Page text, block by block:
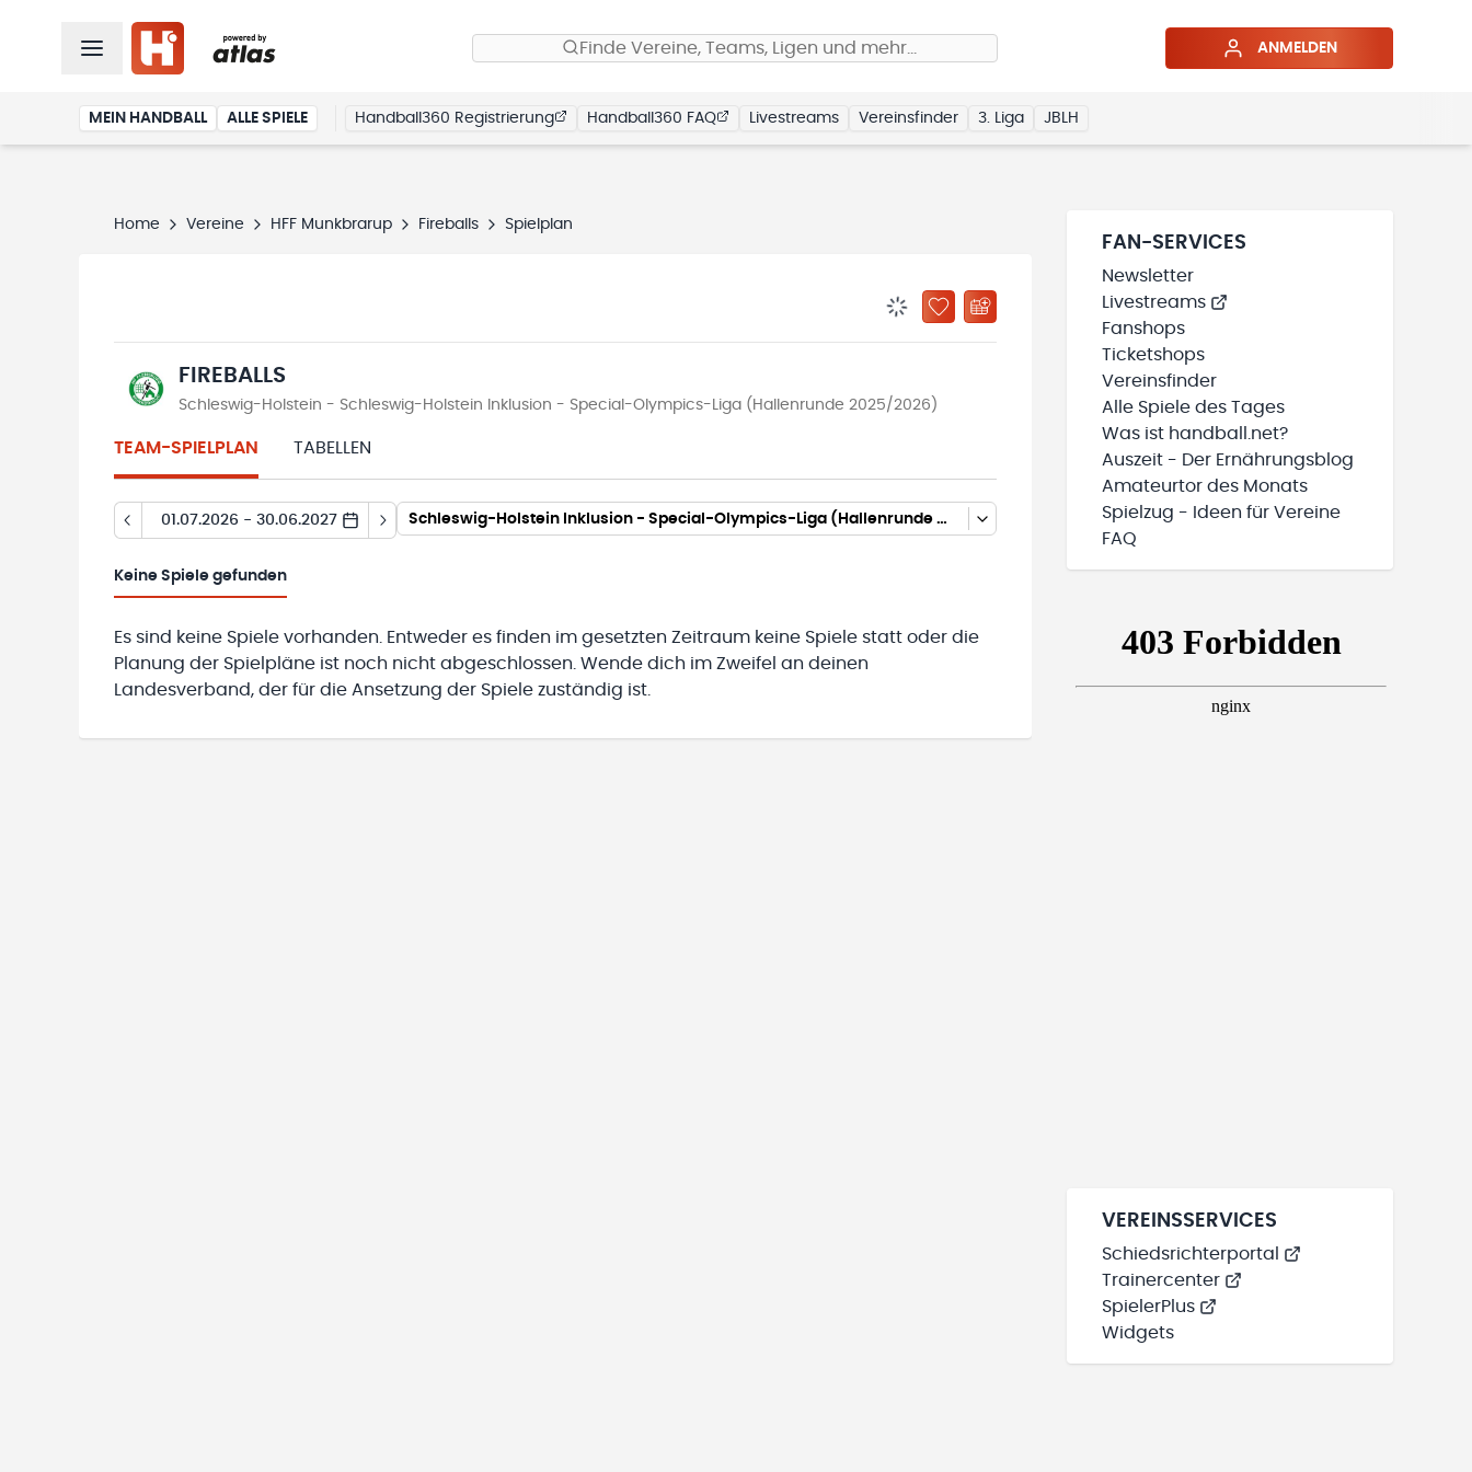
Finde Vereine, Teams, Ligen und mehr… ANMELDEN
MEIN HANDBALL ALLE SPIELE Handball360 Registrierung Handball360 FAQ Livestreams Vereinsfinder 3. Liga JBLH
Home Vereine HFF Munkbrarup Fireballs Spielplan
BENACHRICHTIGUNGSSTATUS WIRD GELADEN
ZU „MEINE TEAMS“ HINZUFÜGEN
FIREBALLS
Schleswig-Holstein - Schleswig-Holstein Inklusion - Special-Olympics-Liga (Hallenrunde 2025/2026)
TEAM-SPIELPLAN TABELLEN
01.07.2026 - 30.06.2027 Schleswig-Holstein Inklusion - Special-Olympics-Liga (Hallenrunde 2025/2026)
Keine Spiele gefunden
Es sind keine Spiele vorhanden. Entweder es finden im gesetzten Zeitraum keine Spiele statt oder die
Planung der Spielpläne ist noch nicht abgeschlossen. Wende dich im Zweifel an deinen
Landesverband, der für die Ansetzung der Spiele zuständig ist.
FAN-SERVICES
Newsletter
Livestreams
Fanshops
Ticketshops
Vereinsfinder
Alle Spiele des Tages
Was ist handball.net?
Auszeit - Der Ernährungsblog
Amateurtor des Monats
Spielzug - Ideen für Vereine
FAQ
VEREINSSERVICES
Schiedsrichterportal
Trainercenter
SpielerPlus
Widgets